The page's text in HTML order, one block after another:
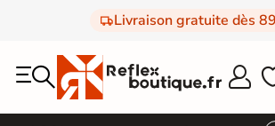
Livraison gratuite dès
